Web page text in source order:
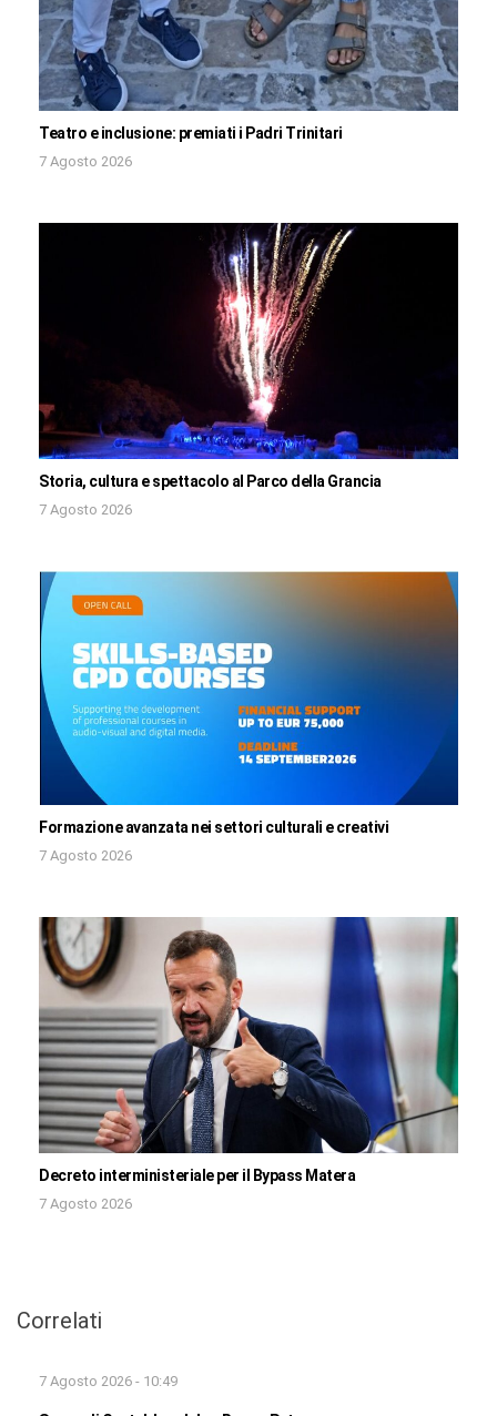
Teatro e inclusione: premiati i Padri Trinitari
7 Agosto 2026
Storia, cultura e spettacolo al Parco della Grancia
7 Agosto 2026
Formazione avanzata nei settori culturali e creativi
7 Agosto 2026
Decreto interministeriale per il Bypass Matera
7 Agosto 2026
Correlati
7 Agosto 2026 - 10:49